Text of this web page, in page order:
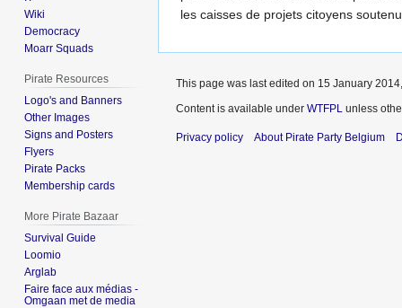
les caisses de projets citoyens
Wiki
Democracy
Moarr Squads
Pirate Resources
Logo's and Banners
Other Images
Signs and Posters
Flyers
Pirate Packs
Membership cards
More Pirate Bazaar
Survival Guide
Loomio
Arglab
Faire face aux médias -
Omgaan met de media
This page was last edited on 15 January
Content is available under WTFPL unless
Privacy policy About Pirate Party Belgium